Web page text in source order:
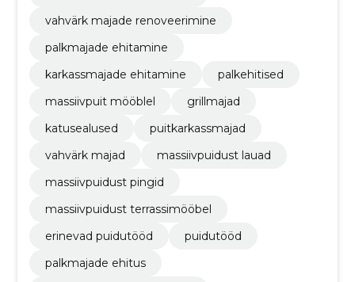
vahvärk majade renoveerimine
palkmajade ehitamine
karkassmajade ehitamine
palkehitised
massiivpuit mööblel
grillmajad
katusealused
puitkarkassmajad
vahvärk majad
massiivpuidust lauad
massiivpuidust pingid
massiivpuidust terrassimööbel
erinevad puidutööd
puidutööd
palkmajade ehitus